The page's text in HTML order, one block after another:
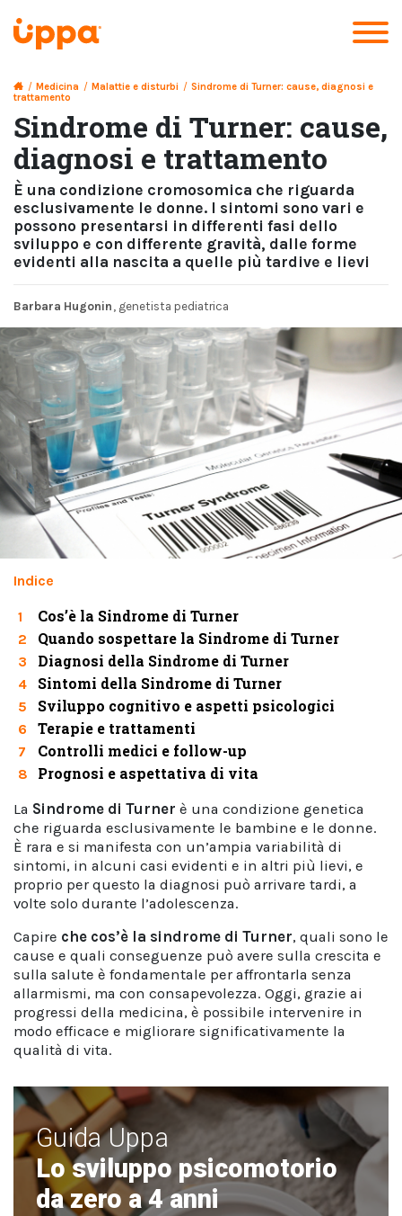
/ Medicina / Malattie e disturbi / Sindrome di Turner: cause, diagnosi e
trattamento
Sindrome di Turner: cause,
diagnosi e trattamento
È una condizione cromosomica che riguarda
esclusivamente le donne. I sintomi sono vari e
possono presentarsi in differenti fasi dello
sviluppo e con differente gravità, dalle forme
evidenti alla nascita a quelle più tardive e lievi
Barbara Hugonin , genetista pediatrica
Indice
1 Cos’è la Sindrome di Turner
2 Quando sospettare la Sindrome di Turner
3 Diagnosi della Sindrome di Turner
4 Sintomi della Sindrome di Turner
5 Sviluppo cognitivo e aspetti psicologici
6 Terapie e trattamenti
7 Controlli medici e follow-up
8 Prognosi e aspettativa di vita
La Sindrome di Turner è una condizione genetica
che riguarda esclusivamente le bambine e le donne.
È rara e si manifesta con un’ampia variabilità di
sintomi, in alcuni casi evidenti e in altri più lievi, e
proprio per questo la diagnosi può arrivare tardi, a
volte solo durante l’adolescenza.
Capire che cos’è la sindrome di Turner, quali sono le
cause e quali conseguenze può avere sulla crescita e
sulla salute è fondamentale per affrontarla senza
allarmismi, ma con consapevolezza. Oggi, grazie ai
progressi della medicina, è possibile intervenire in
modo efficace e migliorare significativamente la
qualità di vita.
Guida Uppa
Lo sviluppo psicomotorio
da zero a 4 anni